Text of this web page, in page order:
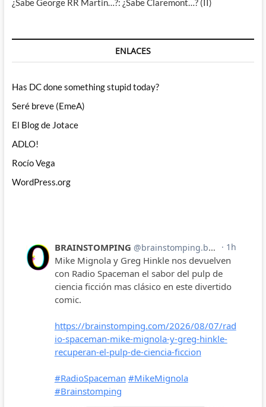
¿Sabe George RR Martin…?: ¿Sabe Claremont…? (II)
ENLACES
Has DC done something stupid today?
Seré breve (EmeA)
El Blog de Jotace
ADLO!
Rocío Vega
WordPress.org